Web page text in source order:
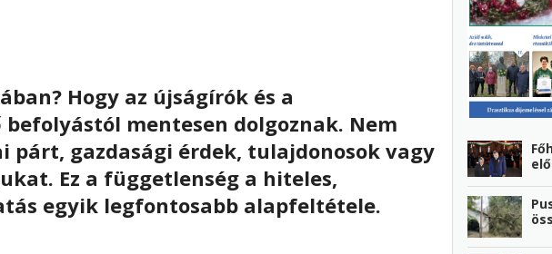
Hogy az újságírók és a
mentesen dolgoznak. Nem
gazdasági érdek, tulajdonosok vagy
Ez a függetlenség a hiteles,
egyik legfontosabb alapfeltétele.